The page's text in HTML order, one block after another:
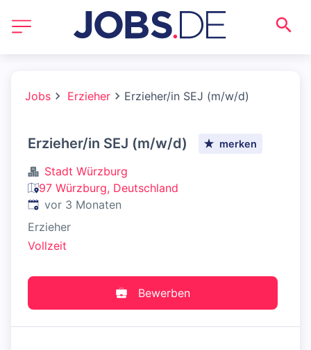
Jobs Erzieher Erzieher/in SEJ (m/w/d)
Erzieher/in SEJ (m/w/d) merken
Stadt Würzburg
97 Würzburg, Deutschland
Veröffentlicht:
vor 3 Monaten
Erzieher
Vollzeit
Bewerben